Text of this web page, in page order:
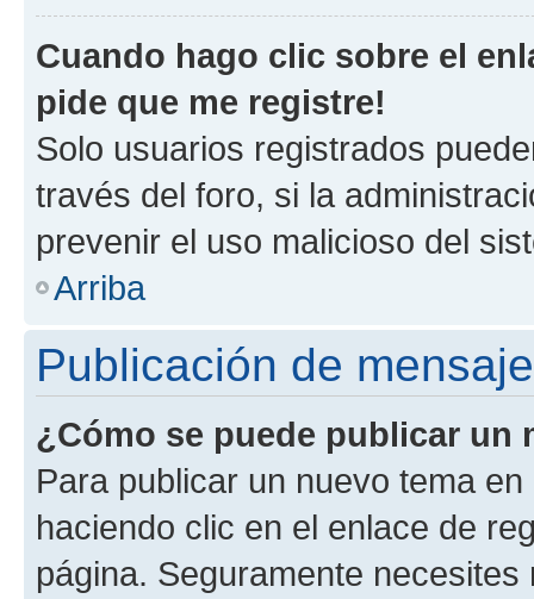
Cuando hago clic sobre el
pide que me registre!
Solo usuarios registrados
través del foro, si la
prevenir el uso malicioso del
Arriba
Publicación de
¿Cómo se puede publicar un
Para publicar un nuevo tema
haciendo clic en el enlace de
página. Seguramente